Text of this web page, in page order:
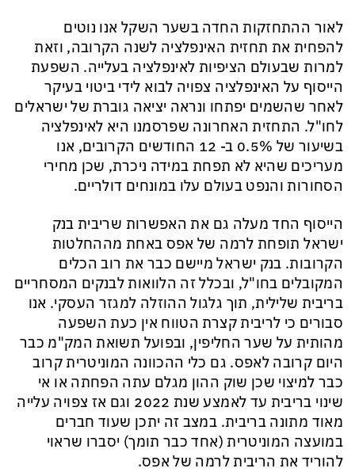
לאור ההתחזקות החדה בשער השקל אנו נוטים
להפחית את תחזית האינפלציה לשנה הקרובה, וזאת
למרות שבעולם הציפיות לאינפלציה בעלייה. השפעת
הייסוף על האינפלציה צפויה לבוא לידי ביטוי בעיקר
לאחר שהשמים יפתחו ונראה יציאה גוברת של ישראלים
לחו"ל. התחזית האחרונה שפרסמנו היא לאינפלציה
בשיעור של 0.5% ב- 12 החודשים הקרובים, אנו
מעריכים שהיא לא תפחת במידה ניכרת, שכן מחירי
הסחורות והנפט בעולם עלו במונחים דולריים.
הייסוף החד מעלה גם את האפשרות שריבית בנק
ישראל תופחת לרמה של אפס באחת מההחלטות
הקרובות. בנק ישראל מיישם כבר את רוב הכלים
המקובלים בחו"ל, ובכלל זה הלוואות לבנקים המסחריים
בריבית שלילית, תוך גלגולההוזלה למגזר העסקי. אנו
סבורים כי לריבית קצרת הטווח אין כעת השפעה
מהותית על שער החליפין, ובפועל תשואת המק"מ כבר
היום קרובה לאפס. גם כלי ההכוונה המוניטרית קרוב
כבר למיצוי שכן שוק ההון מגלם עתה הפחתה או אי
שינוי בריבית עד לאמצע שנת 2022 וגם אז צפויה עלייה
מאוד מתונה בריבית. במצב זה יתכן שעוד חברים
במועצה המוניטרית (אחד כבר תומך) יסברו שראוי
להוריד את הריבית לרמה של אפס.